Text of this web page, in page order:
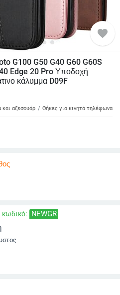
favorite
G100 G50 G40 G60 G60S
Edge 20 Pro Υποδοχή
κάλυμμα D09F
αξεσουάρ Θήκες για κινητά τηλέφωνα
κωδικό: NEWGR